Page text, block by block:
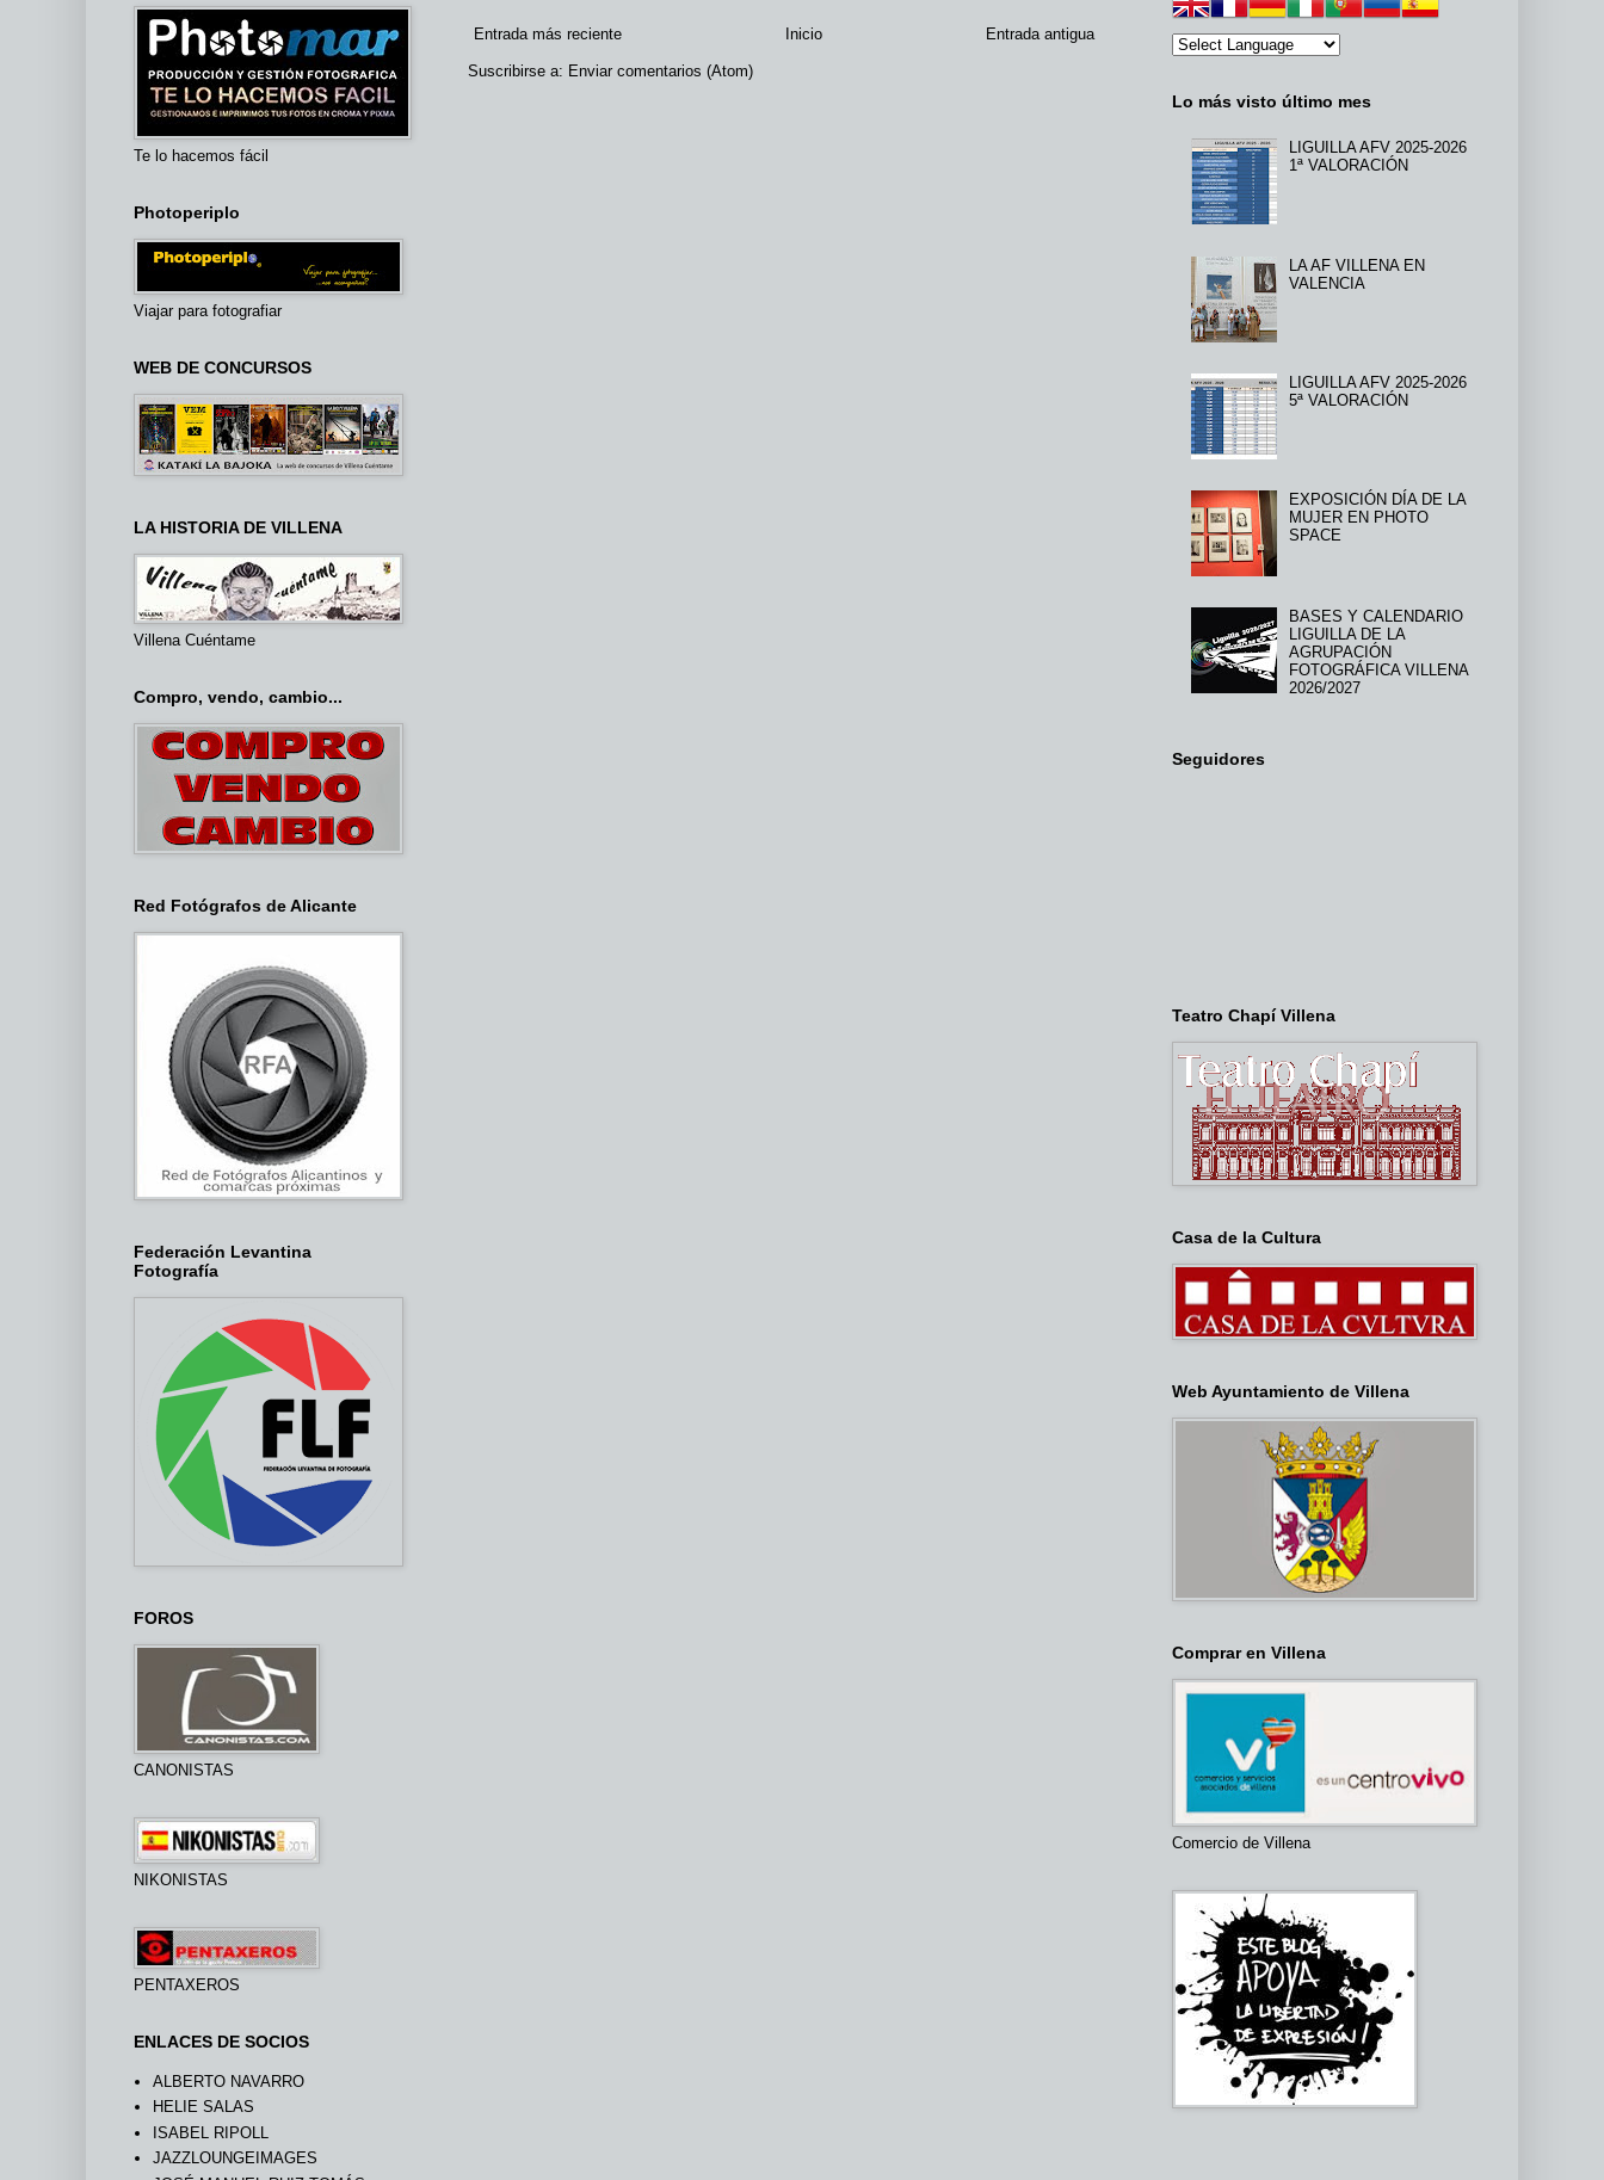
Entrada más reciente Entrada antigua
Inicio
Suscribirse a: Enviar comentarios (Atom)
Te lo hacemos fácil
Photoperiplo
Viajar para fotografiar
WEB DE CONCURSOS
LA HISTORIA DE VILLENA
Villena Cuéntame
Compro, vendo, cambio...
Red Fotógrafos de Alicante
Federación Levantina
Fotografía
FOROS
CANONISTAS
NIKONISTAS
PENTAXEROS
ENLACES DE SOCIOS
ALBERTO NAVARRO
HELIE SALAS
ISABEL RIPOLL
JAZZLOUNGEIMAGES
Lo más visto último mes
LIGUILLA AFV 2025-2026
1ª VALORACIÓN
LA AF VILLENA EN
VALENCIA
LIGUILLA AFV 2025-2026
5ª VALORACIÓN
EXPOSICIÓN DÍA DE LA
MUJER EN PHOTO
SPACE
BASES Y CALENDARIO
LIGUILLA DE LA
AGRUPACIÓN
FOTOGRÁFICA VILLENA
2026/2027
Seguidores
Teatro Chapí Villena
Casa de la Cultura
Web Ayuntamiento de Villena
Comprar en Villena
Comercio de Villena